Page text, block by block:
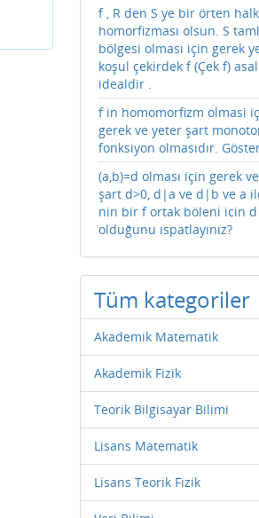
f , R den S ye bir örten
homorfizması olsun. S
bölgesi olması için gerek
koşul çekirdek f (Çek f) asal
idealdir .
f in homomorfizm olmasi
gerek ve yeter şart
fonksiyon olmasıdır.
(a,b)=d olması için gerek
şart d>0, d|a ve d|b ve a
nin bir f ortak böleni icin
olduğunu ıspatlayınız?
Tüm kategoriler
Akademik Matematik
Akademik Fizik
Teorik Bilgisayar Bilimi
Lisans Matematik
Lisans Teorik Fizik